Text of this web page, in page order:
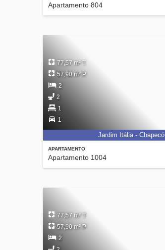
Apartamento 804
APARTAMENTO
Apartamento 1004
77,57 m² T
57,90 m² P
2
2
1
1
Jardim Itália - Chapecó
77,57 m² T
57,90 m² P
2